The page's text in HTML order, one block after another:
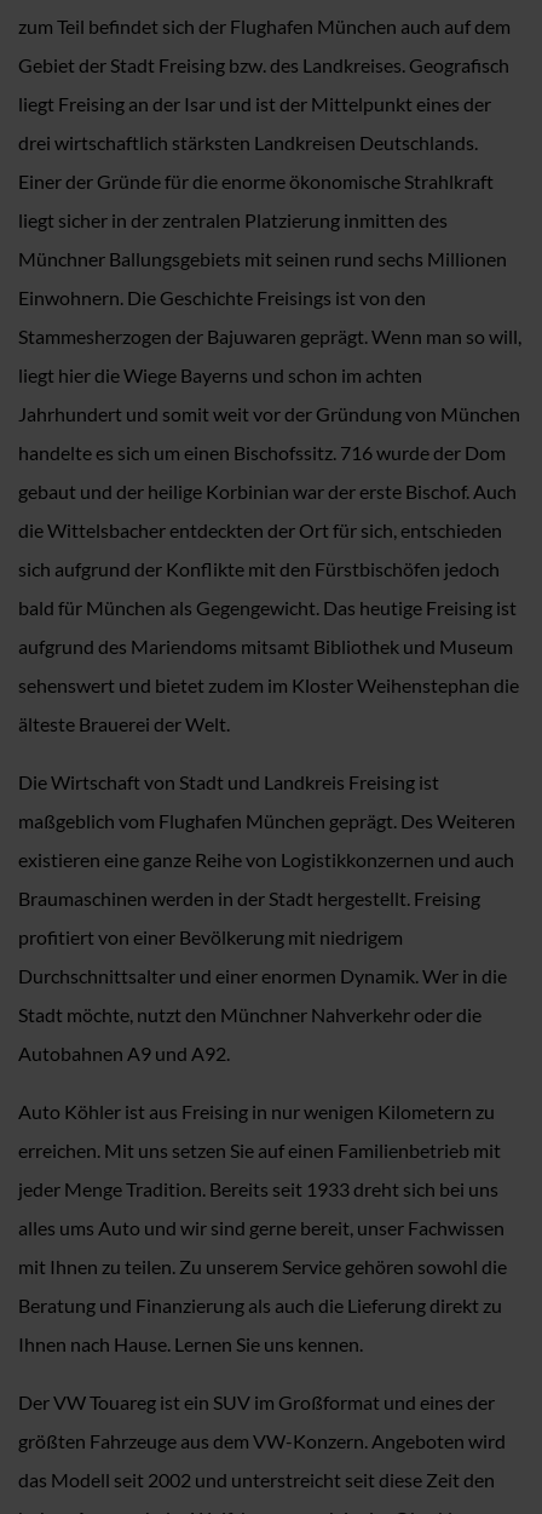
zum Teil befindet sich der Flughafen München auch auf dem
Gebiet der Stadt Freising bzw. des Landkreises. Geografisch
liegt Freising an der Isar und ist der Mittelpunkt eines der
drei wirtschaftlich stärksten Landkreisen Deutschlands.
Einer der Gründe für die enorme ökonomische Strahlkraft
liegt sicher in der zentralen Platzierung inmitten des
Münchner Ballungsgebiets mit seinen rund sechs Millionen
Einwohnern. Die Geschichte Freisings ist von den
Stammesherzogen der Bajuwaren geprägt. Wenn man so will,
liegt hier die Wiege Bayerns und schon im achten
Jahrhundert und somit weit vor der Gründung von München
handelte es sich um einen Bischofssitz. 716 wurde der Dom
gebaut und der heilige Korbinian war der erste Bischof. Auch
die Wittelsbacher entdeckten der Ort für sich, entschieden
sich aufgrund der Konflikte mit den Fürstbischöfen jedoch
bald für München als Gegengewicht. Das heutige Freising ist
aufgrund des Mariendoms mitsamt Bibliothek und Museum
sehenswert und bietet zudem im Kloster Weihenstephan die
älteste Brauerei der Welt.
Die Wirtschaft von Stadt und Landkreis Freising ist
maßgeblich vom Flughafen München geprägt. Des Weiteren
existieren eine ganze Reihe von Logistikkonzernen und auch
Braumaschinen werden in der Stadt hergestellt. Freising
profitiert von einer Bevölkerung mit niedrigem
Durchschnittsalter und einer enormen Dynamik. Wer in die
Stadt möchte, nutzt den Münchner Nahverkehr oder die
Autobahnen A9 und A92.
Auto Köhler ist aus Freising in nur wenigen Kilometern zu
erreichen. Mit uns setzen Sie auf einen Familienbetrieb mit
jeder Menge Tradition. Bereits seit 1933 dreht sich bei uns
alles ums Auto und wir sind gerne bereit, unser Fachwissen
mit Ihnen zu teilen. Zu unserem Service gehören sowohl die
Beratung und Finanzierung als auch die Lieferung direkt zu
Ihnen nach Hause. Lernen Sie uns kennen.
Der VW Touareg ist ein SUV im Großformat und eines der
größten Fahrzeuge aus dem VW-Konzern. Angeboten wird
das Modell seit 2002 und unterstreicht seit diese Zeit den